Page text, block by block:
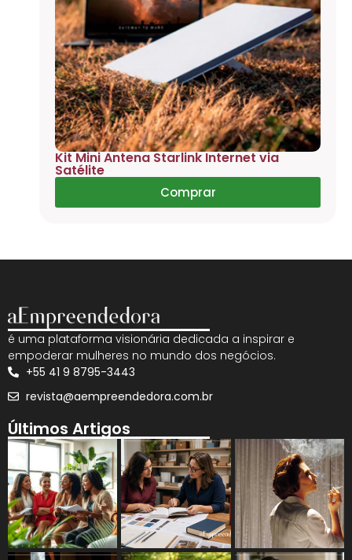
Kit Mini Antena Starlink Internet via
Satélite
Comprar
é uma plataforma visionária dedicada a inspirar e
empoderar mulheres no mundo dos negócios.
+55 41 9 8795-3443
revista@aempreendedora.com.br
Últimos Artigos